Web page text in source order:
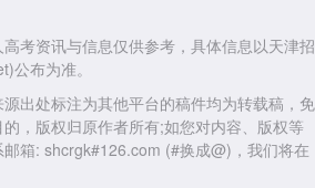
具备电气工程及其自动化能力的专业人
备计算机科学与技术能力的技术型人才。
管理能力的复合型人才。
具备无机非金属材料工程能力的专业人
高考资讯与信息仅供参考，具体信息以天津招
公布为准。
源出处标注为其他平台的稿件均为转载稿，免
，版权归原作者所有;如您对内容、版权等
箱: shcrgk#126.com (#换成@)，我们将在